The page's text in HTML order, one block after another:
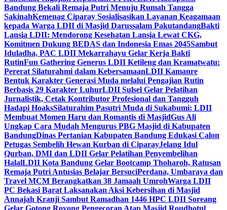
Bandung Bekali Remaja Putri Menuju Rumah Tangga
SakinahKemenag Ciparay Sosialisasikan Layanan Keagamaan
kepada Warga LDII di Masjid Darussalam PakutandangBakti
Lansia LDII: Mendorong Kesehatan Lansia Lewat CKG,
Komitmen Dukung BEDAS dan Indonesia Emas 2045Sambut
Iduladha, PAC LDII Mekarrahayu Gelar Kerja Bakti
RutinFun Gathering Generus LDII Ketileng dan Kramatwatu:
Pererat Silaturahmi dalam KebersamaanLDII Kamanre
Bentuk Karakter Generasi Muda melalui Pengajian Rutin
Berbasis 29 Karakter LuhurLDII Sulsel Gelar Pelatihan
Jurnalistik, Cetak Kontributor Profesional dan Tangguh
Hadapi HoaksSilaturahim Pasutri Muda di Sukabumi: LDII
Membuat Momen Haru dan Romantis di MasjidGus Ali
Ungkap Cara Mudah Mengurus PBG Masjid di Kabupaten
BandungDinas Pertanian Kabupaten Bandung Edukasi Calon
Petugas Sembelih Hewan Kurban di CiparayJelang Idul
Qurban, DMI dan LDII Gelar Pelatihan Penyembelihan
HalalLDII Kota Bandung Gelar Bootcamp Thoharoh, Ratusan
Remaja Putri Antusias Belajar BersuciPerdana, Umbaraya dan
Travel MCM Berangkatkan 38 Jamaah UmrohWarga LDII
PC Bekasi Barat Laksanakan Aksi Kebersihan di Masjid
Annajah Kranji Sambut Ramadhan 1446 HPC LDII Soreang
Gelar Gotong Royong Pengecoran Atap Masjid Roudhotul